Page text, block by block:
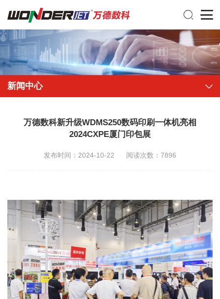
新闻中心
万德数科新升级WDMS250数码印刷一体机亮相
2024CXPE厦门印包展
发布时间：2024-10-22 阅读次数：7896